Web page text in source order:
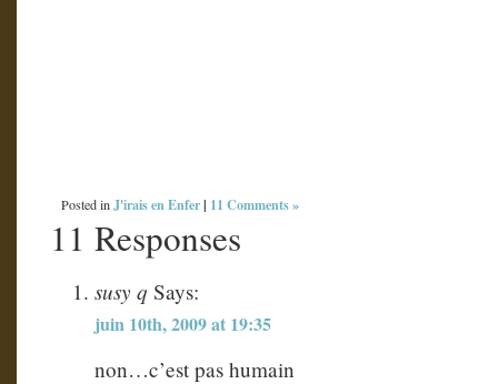
Posted inJ'irais en Enfer| 11 Comments »
11 Responses
susy q Says:
juin 10th, 2009 at 19:35
non…c’est pas humain